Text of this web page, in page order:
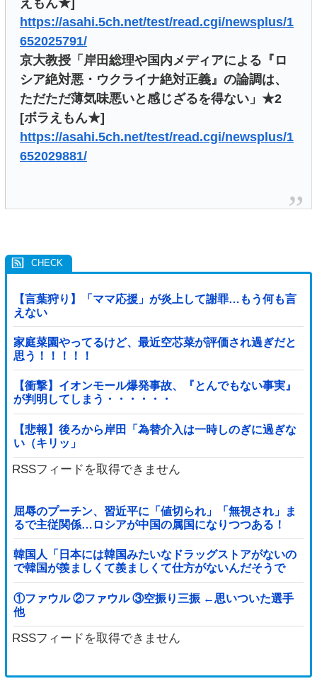
えもん★]
https://asahi.5ch.net/test/read.cgi/newsplus/1
652025791/
京大教授「岸田総理や国内メディアによる『ロ
シア絶対悪・ウクライナ絶対正義』の論調は、
ただただ薄気味悪いと感じざるを得ない」★2
[ボラえもん★]
https://asahi.5ch.net/test/read.cgi/newsplus/1
652029881/
【言葉狩り】「ママ応援」が炎上して謝罪…もう何も言
えない
家庭菜園やってるけど、最近空芯菜が評価され過ぎだと
思う！！！！！
【衝撃】イオンモール爆発事故、『とんでもない事実』
が判明してしまう・・・・・・
【悲報】後ろから岸田「為替介入は一時しのぎに過ぎな
い（キリッ」
RSSフィードを取得できません
屈辱のプーチン、習近平に「値切られ」「無視され」ま
るで主従関係…ロシアが中国の属国になりつつある！
韓国人「日本には韓国みたいなドラッグストアがないの
で韓国が羨ましくて羨ましくて仕方がないんだそうで
す」
①ファウル ②ファウル ③空振り三振 ←思いついた選手
他
RSSフィードを取得できません